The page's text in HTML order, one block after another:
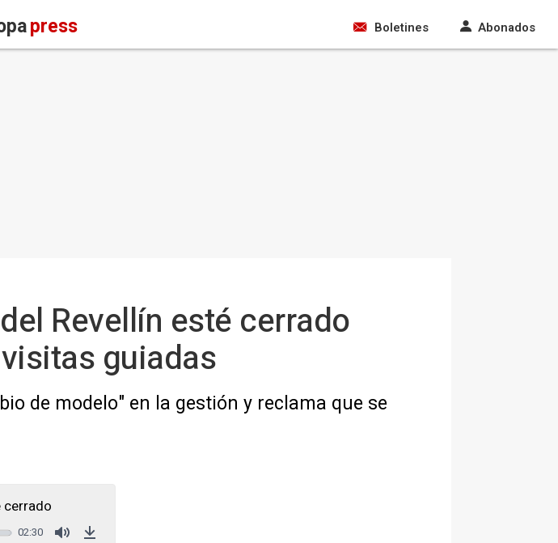
press Boletines Abonados
Revellín esté cerrado
guiadas
de modelo" en la gestión y reclama que se
cerrado
02:30